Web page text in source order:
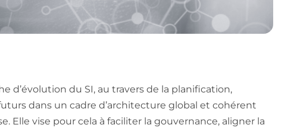
d’évolution du SI, au travers de la planification,
dans un cadre d’architecture global et cohérent
Elle vise pour cela à faciliter la gouvernance, aligner la